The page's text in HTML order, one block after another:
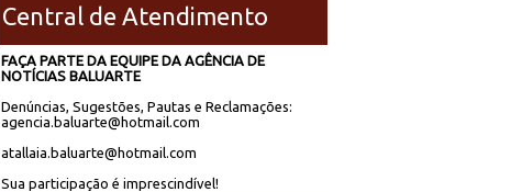
Central de Atendimento
FAÇA PARTE DA EQUIPE DA AGÊNCIA DE
NOTÍCIAS BALUARTE
Denúncias, Sugestões, Pautas e Reclamações:
agencia.baluarte@hotmail.com
atallaia.baluarte@hotmail.com
Sua participação é imprescindível!